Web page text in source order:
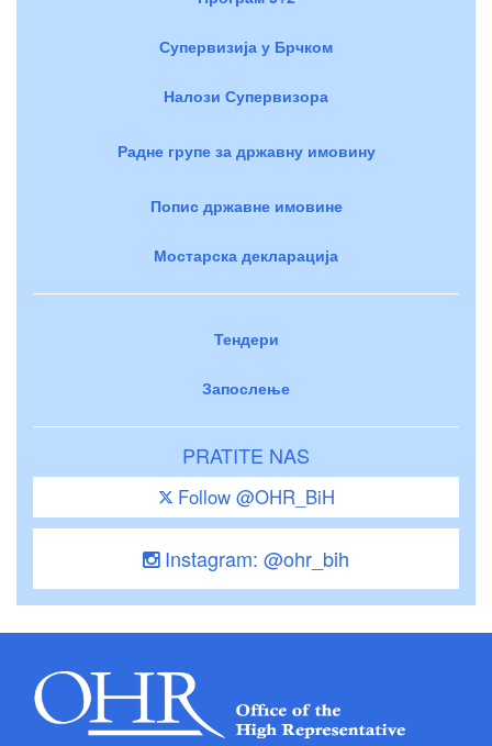
Супервизија у Брчком
Налози Супервизора
Радне групе за државну имовину
Попис државне имовине
Мостарска декларација
Тендери
Запослење
PRATITE NAS
Follow @OHR_BiH
Instagram: @ohr_bih